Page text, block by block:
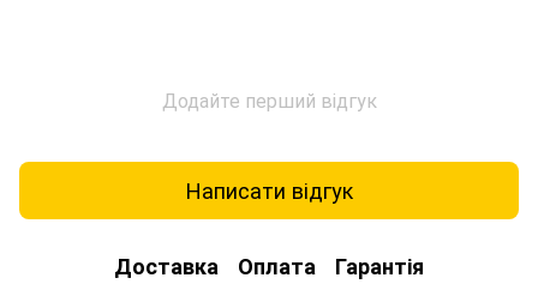
Додайте перший відгук
Написати відгук
Доставка Оплата Гарантія